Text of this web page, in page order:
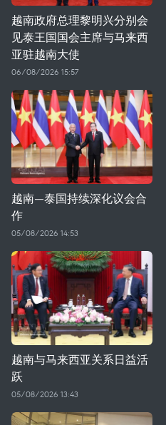
越南政府总理黎明兴分别会
见泰王国国会主席与马来西
亚驻越南大使
06/08/2026 15:57
越南—泰国持续深化议会合
作
05/08/2026 14:53
越南与马来西亚关系日益活
跃
05/08/2026 13:43